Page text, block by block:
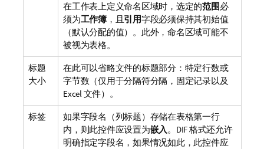
在工作表上定义命名区域时，选定的范围必
须为工作簿，且引用字段必须保持其初始值
（默认分配的值）。此外，命名区域可能不
被视为表格。
标题
大小
在此可以省略文件的标题部分：特定行数或
字节数（仅用于分隔符分隔，固定记录以及
Excel 文件）。
标签
如果字段名（列标题）存储在表格第一行
内，则此控件应设置为嵌入。DIF 格式还允许
明确指定字段名，如果情况如此，此控件应